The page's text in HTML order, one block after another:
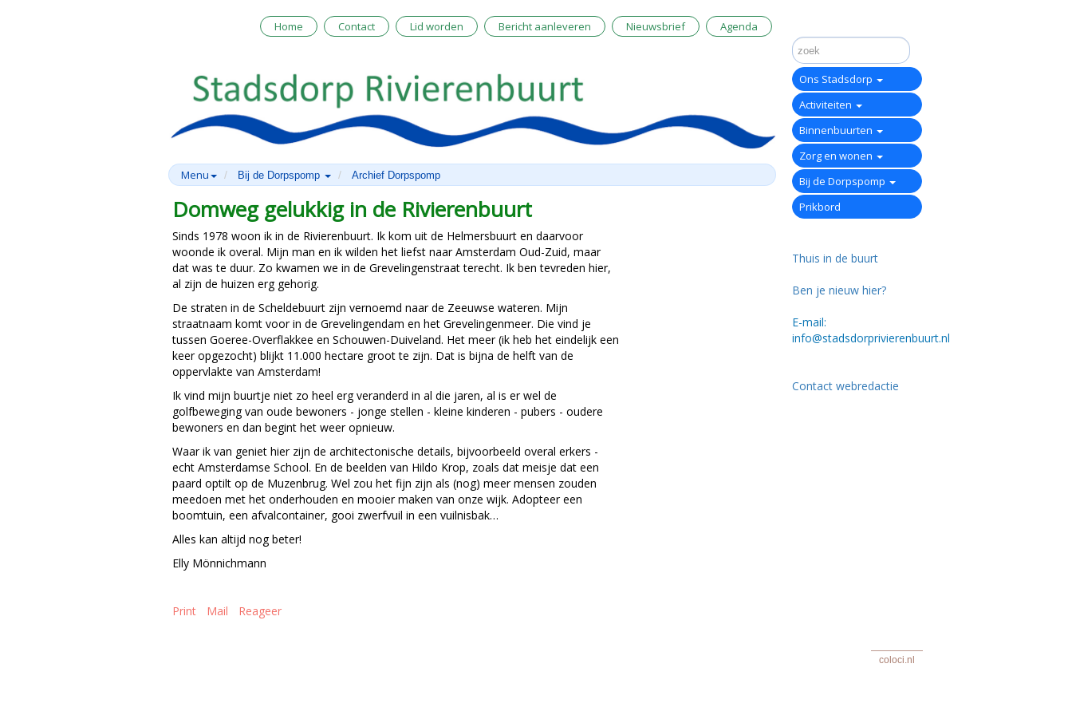
Home Contact Lid worden Bericht aanleveren Nieuwsbrief Agenda
Menu Bij de Dorpspomp Archief Dorpspomp
Domweg gelukkig in de Rivierenbuurt
Sinds 1978 woon ik in de Rivierenbuurt. Ik kom uit de Helmersbuurt en daarvoor
woonde ik overal. Mijn man en ik wilden het liefst naar Amsterdam Oud-Zuid, maar
dat was te duur. Zo kwamen we in de Grevelingenstraat terecht. Ik ben tevreden hier,
al zijn de huizen erg gehorig.
De straten in de Scheldebuurt zijn vernoemd naar de Zeeuwse wateren. Mijn
straatnaam komt voor in de Grevelingendam en het Grevelingenmeer. Die vind je
tussen Goeree-Overflakkee en Schouwen-Duiveland. Het meer (ik heb het eindelijk een
keer opgezocht) blijkt 11.000 hectare groot te zijn. Dat is bijna de helft van de
oppervlakte van Amsterdam!
Ik vind mijn buurtje niet zo heel erg veranderd in al die jaren, al is er wel de
golfbeweging van oude bewoners - jonge stellen - kleine kinderen - pubers - oudere
bewoners en dan begint het weer opnieuw.
Waar ik van geniet hier zijn de architectonische details, bijvoorbeeld overal erkers -
echt Amsterdamse School. En de beelden van Hildo Krop, zoals dat meisje dat een
paard optilt op de Muzenbrug. Wel zou het fijn zijn als (nog) meer mensen zouden
meedoen met het onderhouden en mooier maken van onze wijk. Adopteer een
boomtuin, een afvalcontainer, gooi zwerfvuil in een vuilnisbak…
Alles kan altijd nog beter!
Elly Mönnichmann
Print Mail Reageer
Ons Stadsdorp
Activiteiten
Binnenbuurten
Zorg en wonen
Bij de Dorpspomp
Prikbord
Thuis in de buurt
Ben je nieuw hier?
E-mail:
info@stadsdorprivierenbuurt.nl
Contact webredactie
coloci.nl